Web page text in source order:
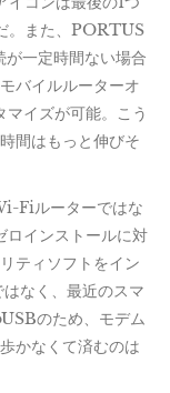
。また、PORTUS
一定時間ない場合
バイルルーターオ
イズが可能。こう
間はもっと伸びそ
Fiルーターではな
ロインストールに対
ティソフトをイン
なく、最近のスマ
のため、モデム
かなくて済むのは